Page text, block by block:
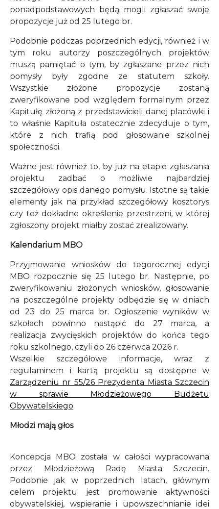
ponadpodstawowych będą mogli zgłaszać swoje
propozycje już od 25 lutego br.
Podobnie podczas poprzednich edycji, również i w
tym roku autorzy poszczególnych projektów
muszą pamiętać o tym, by zgłaszane przez nich
pomysły były zgodne ze statutem szkoły.
Wszystkie złożone propozycje zostaną
zweryfikowane pod względem formalnym przez
Kapitułę złożoną z przedstawicieli danej placówki i
to właśnie Kapituła ostatecznie zdecyduje o tym,
które z nich trafią pod głosowanie szkolnej
społeczności.
Ważne jest również to, by już na etapie zgłaszania
projektu zadbać o możliwie najbardziej
szczegółowy opis danego pomysłu. Istotne są takie
elementy jak na przykład szczegółowy kosztorys
czy też dokładne określenie przestrzeni, w której
zgłoszony projekt miałby zostać zrealizowany.
Kalendarium MBO
Przyjmowanie wniosków do tegorocznej edycji
MBO rozpocznie się 25 lutego br. Następnie, po
zweryfikowaniu złożonych wniosków, głosowanie
na poszczególne projekty odbędzie się w dniach
od 23 do 25 marca br. Ogłoszenie wyników w
szkołach powinno nastąpić do 27 marca, a
realizacja zwycięskich projektów do końca tego
roku szkolnego, czyli do 26 czerwca 2026 r.
Wszelkie szczegółowe informacje, wraz z
regulaminem i kartą projektu są dostępne w
Zarządzeniu nr 55/26 Prezydenta Miasta Szczecin
w sprawie Młodzieżowego Budżetu
Obywatelskiego.
Młodzi mają głos
Koncepcja MBO została w całości wypracowana
przez Młodzieżową Radę Miasta Szczecin.
Podobnie jak w poprzednich latach, głównym
celem projektu jest promowanie aktywności
obywatelskiej, wspieranie i upowszechnianie idei